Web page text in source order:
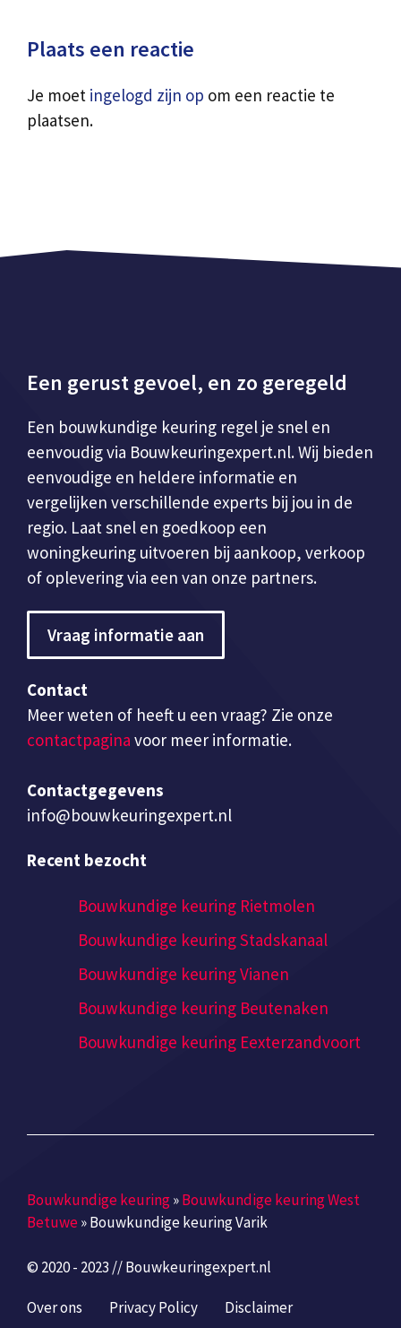
Plaats een reactie
Je moet ingelogd zijn op om een reactie te
plaatsen.
Een gerust gevoel, en zo geregeld
Een bouwkundige keuring regel je snel en
eenvoudig via Bouwkeuringexpert.nl. Wij bieden
eenvoudige en heldere informatie en
vergelijken verschillende experts bij jou in de
regio. Laat snel en goedkoop een
woningkeuring uitvoeren bij aankoop, verkoop
of oplevering via een van onze partners.
Vraag informatie aan
Contact
Meer weten of heeft u een vraag? Zie onze
contactpagina voor meer informatie.
Contactgegevens
info@bouwkeuringexpert.nl
Recent bezocht
Bouwkundige keuring Rietmolen
Bouwkundige keuring Stadskanaal
Bouwkundige keuring Vianen
Bouwkundige keuring Beutenaken
Bouwkundige keuring Eexterzandvoort
Bouwkundige keuring»Bouwkundige keuring West
Betuwe»Bouwkundige keuring Varik
© 2020 - 2023 // Bouwkeuringexpert.nl
Over ons Privacy Policy Disclaimer